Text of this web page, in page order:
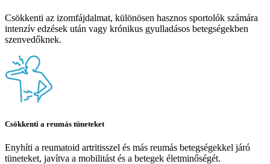
Csökkenti az izomfájdalmat, különösen hasznos sportolók számára
intenzív edzések után vagy krónikus gyulladásos betegségekben
szenvedőknek.
Csökkenti a reumás tüneteket
Enyhíti a reumatoid artritisszel és más reumás betegségekkel járó
tüneteket, javítva a mobilitást és a betegek életminőségét.